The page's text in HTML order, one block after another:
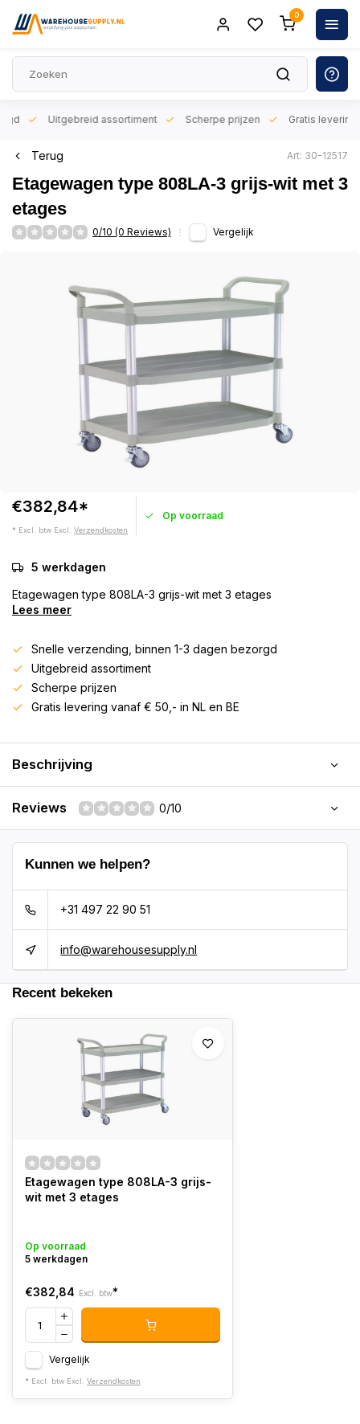
0
Uitgebreid assortiment Scherpe prijzen Gratis levering
Terug Art: 30-12517
Etagewagen type 808LA-3 grijs-wit met 3
etages
0/10 (0 Reviews) Vergelijk
€382,84*
* Excl. btw Excl. Verzendkosten
Op voorraad
5 werkdagen
Etagewagen type 808LA-3 grijs-wit met 3 etages
Lees meer
Snelle verzending, binnen 1-3 dagen bezorgd
Uitgebreid assortiment
Scherpe prijzen
Gratis levering vanaf € 50,- in NL en BE
Beschrijving
Reviews 0/10
Kunnen we helpen?
+31 497 22 90 51
info@warehousesupply.nl
Recent bekeken
Etagewagen type 808LA-3 grijs-
wit met 3 etages
Op voorraad
5 werkdagen
€382,84 Excl. btw*
Vergelijk
* Excl. btw Excl. Verzendkosten